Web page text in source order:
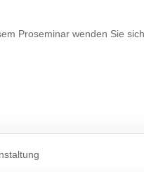
Proseminar wenden Sie